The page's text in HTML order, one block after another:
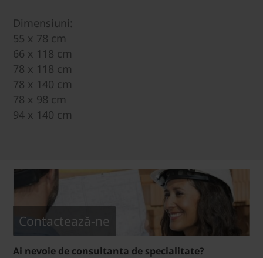
Dimensiuni:
55 x 78 cm
66 x 118 cm
78 x 118 cm
78 x 140 cm
78 x 98 cm
94 x 140 cm
Contactează-ne
Ai nevoie de consultanta de specialitate?